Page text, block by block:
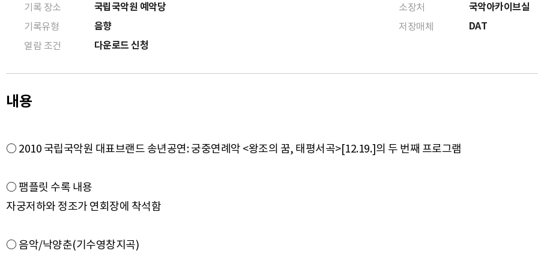
기록 장소 국립국악원 예악당 소장처 국악아카이브실
기록유형 음향 저장매체 DAT
열람 조건 다운로드 신청
내용
○ 2010 국립국악원 대표브랜드 송년공연: 궁중연례악 <왕조의 꿈, 태평서곡>[12.19.]의 두 번째 프로그램
○ 팸플릿 수록 내용
자궁저하와 정조가 연회장에 착석함